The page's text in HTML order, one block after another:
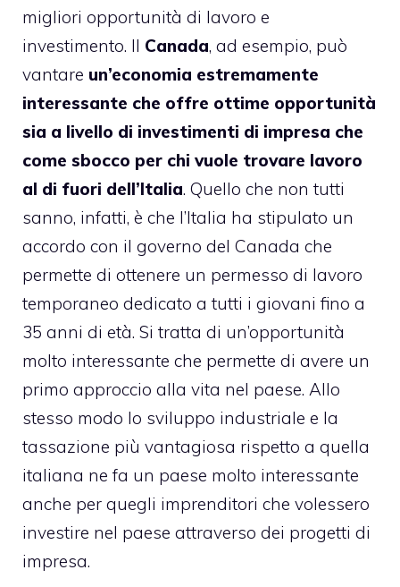
migliori opportunità di lavoro e
investimento. Il Canada, ad esempio, può
vantare un’economia estremamente
interessante che offre ottime opportunità
sia a livello di investimenti di impresa che
come sbocco per chi vuole trovare lavoro
al di fuori dell’Italia. Quello che non tutti
sanno, infatti, è che l’Italia ha stipulato un
accordo con il governo del Canada che
permette di ottenere un permesso di lavoro
temporaneo dedicato a tutti i giovani fino a
35 anni di età. Si tratta di un’opportunità
molto interessante che permette di avere un
primo approccio alla vita nel paese. Allo
stesso modo lo sviluppo industriale e la
tassazione più vantagiosa rispetto a quella
italiana ne fa un paese molto interessante
anche per quegli imprenditori che volessero
investire nel paese attraverso dei progetti di
impresa.